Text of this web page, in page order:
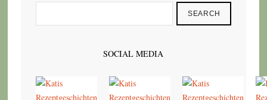
SEARCH
SOCIAL MEDIA